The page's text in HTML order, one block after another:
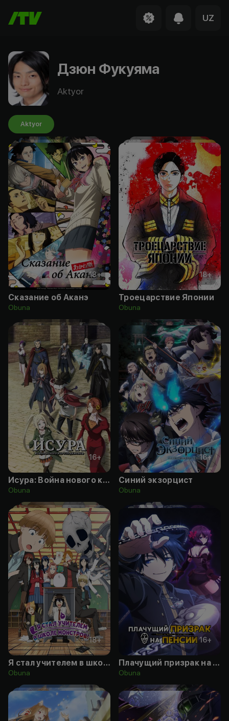
UZ
Дзюн Фукуяма
Aktyor
Aktyor
18+
Сказание об Аканэ
Obuna
18+
Троецарствие Японии
Obuna
16+
Исура: Война нового короля демонов
Obuna
16+
Синий экзорцист
Obuna
18+
Я стал учителем в школе монстров!
Obuna
16+
Плачущий призрак на пенсии
Obuna